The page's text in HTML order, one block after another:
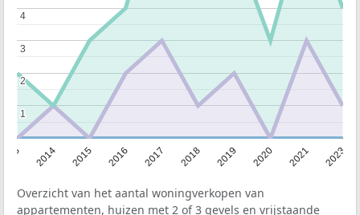
2014 2015 2016 2017 2018 2019 2020 2021 2023
1
1
2
2
3
3
4
4
Overzicht van het aantal woningverkopen van
appartementen, huizen met 2 of 3 gevels en vrijstaande